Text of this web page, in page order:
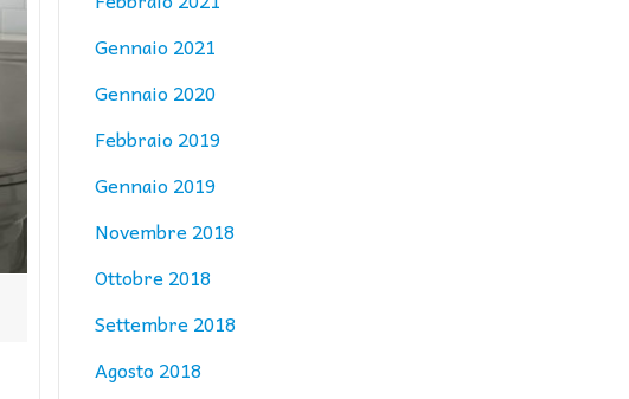
Gennaio 2021
Gennaio 2020
Febbraio 2019
Gennaio 2019
Novembre 2018
Ottobre 2018
Settembre 2018
Agosto 2018